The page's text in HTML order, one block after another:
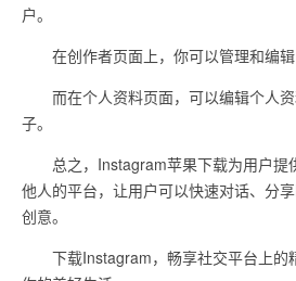
户。
在创作者页面上，你可以管理和编辑
而在个人资料页面，可以编辑个人资
子。
总之，Instagram苹果下载为用户提
他人的平台，让用户可以快速对话、分
创意。
下载Instagram，畅享社交平台上的